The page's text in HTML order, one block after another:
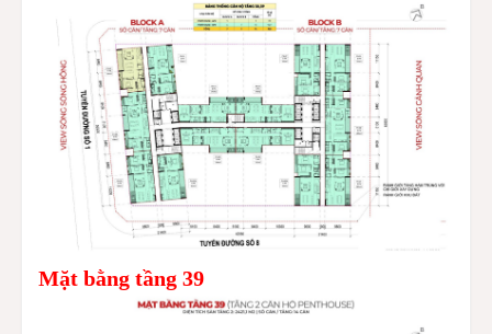
Mặt bằng tầng 39